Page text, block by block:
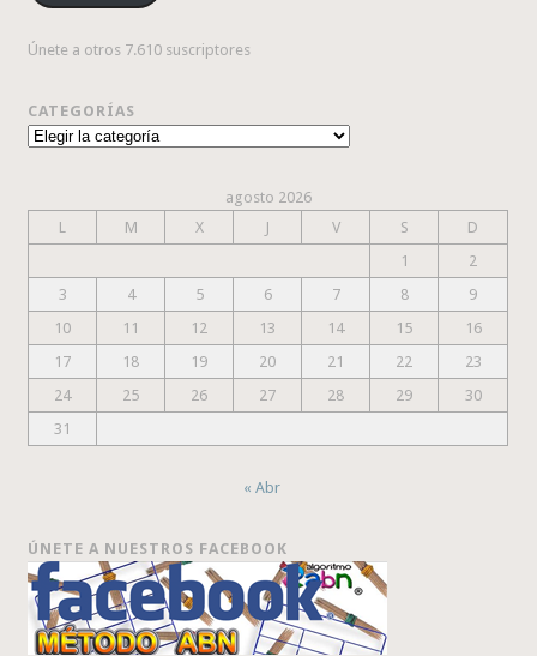
Únete a otros 7.610 suscriptores
CATEGORÍAS
Categorías
agosto 2026
L
M X J V S
D
1
2
3
4 5 6 7 8
9
10
11 12 13 14 15
16
17
18 19 20 21 22
23
24
25 26 27 28 29
30
31
« Abr
ÚNETE A NUESTROS FACEBOOK